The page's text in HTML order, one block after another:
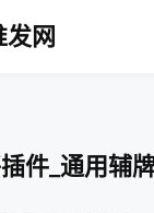
发网
件_通用辅